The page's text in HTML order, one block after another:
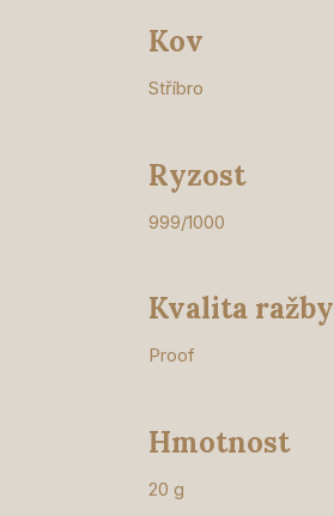
Kov
Stříbro
Ryzost
999/1000
Kvalita ražby
Proof
Hmotnost
20 g